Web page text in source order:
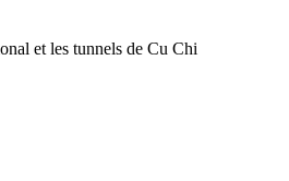
et les tunnels de Cu Chi